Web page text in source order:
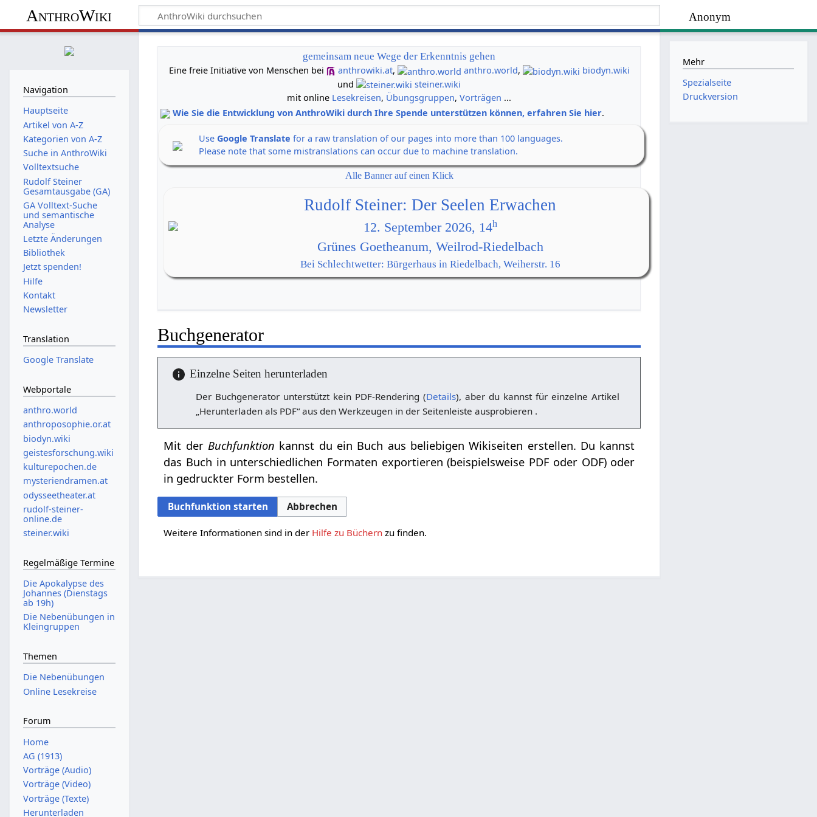
Anonym
AnthroWiki
gemeinsam neue Wege der Erkenntnis gehen
Eine freie Initiative von Menschen bei
anthrowiki.at, anthro.world,
biodyn.wiki
und
steiner.wiki
mit online Lesekreisen, Übungsgruppen,Vorträgen ...
Wie Sie die Entwicklung von AnthroWiki durch Ihre Spende unterstützen können, erfahren Sie hier.
UseGoogle Translate for a raw translation of our pages into more than 100 languages.
Please note that some mistranslations can occur due to machine translation.
Alle Banner auf einen Klick
Rudolf Steiner: Der Seelen Erwachen
12. September 2026, 14h
Grünes Goetheanum, Weilrod-Riedelbach
Bei Schlechtwetter: Bürgerhaus in Riedelbach, Weiherstr. 16
Buchgenerator
Einzelne Seiten herunterladen
Der Buchgenerator unterstützt kein PDF-Rendering (Details), aber du kannst für einzelne Artikel
„Herunterladen als PDF“ aus den Werkzeugen in der Seitenleiste ausprobieren .
Mit derBuchfunktion kannst du ein Buch aus beliebigen Wikiseiten erstellen. Du kannst
das Buch in unterschiedlichen Formaten exportieren (beispielsweise PDF oder ODF) oder
in gedruckter Form bestellen.
Buchfunktion starten Abbrechen
Weitere Informationen sind in der Hilfe zu Büchern zu finden.
Navigation
Hauptseite
Artikel von A-Z
Kategorien von A-Z
Suche in AnthroWiki
Volltextsuche
Rudolf Steiner
Gesamtausgabe (GA)
GA Volltext-Suche
und semantische
Analyse
Letzte Änderungen
Bibliothek
Jetzt spenden!
Hilfe
Kontakt
Newsletter
Translation
Google Translate
Webportale
anthro.world
anthroposophie.or.at
biodyn.wiki
geistesforschung.wiki
kulturepochen.de
mysteriendramen.at
odysseetheater.at
rudolf-steiner-
online.de
steiner.wiki
Regelmäßige Termine
Die Apokalypse des
Johannes (Dienstags
ab 19h)
Die Nebenübungen in
Kleingruppen
Themen
Die Nebenübungen
Online Lesekreise
Forum
Home
AG (1913)
Vorträge (Audio)
Vorträge (Video)
Vorträge (Texte)
Herunterladen
Mehr
Spezialseite
Druckversion